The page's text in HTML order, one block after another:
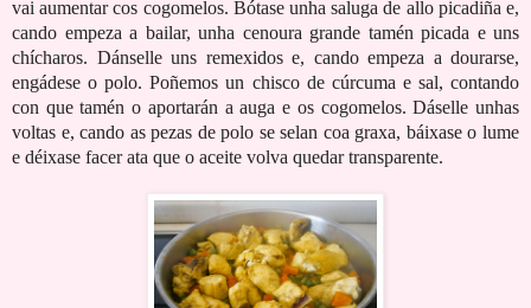
vai aumentar cos cogomelos. Bótase unha saluga de allo picadiña e,
cando empeza a bailar, unha cenoura grande tamén picada e uns
chícharos. Dánselle uns remexidos e, cando empeza a dourarse,
engádese o polo. Poñemos un chisco de cúrcuma e sal, contando
con que tamén o aportarán a auga e os cogomelos. Dáselle unhas
voltas e, cando as pezas de polo se selan coa graxa, báixase o lume
e déixase facer ata que o aceite volva quedar transparente.